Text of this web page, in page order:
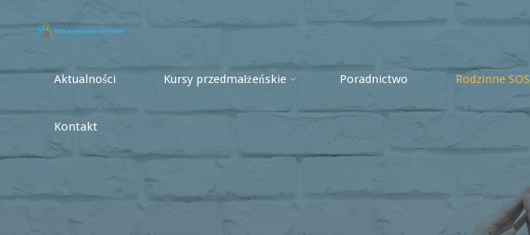
Dla
rodziny
Aktualności Kursy przedmałżeńskie Poradnictwo Rodzinne SOS
Kontakt